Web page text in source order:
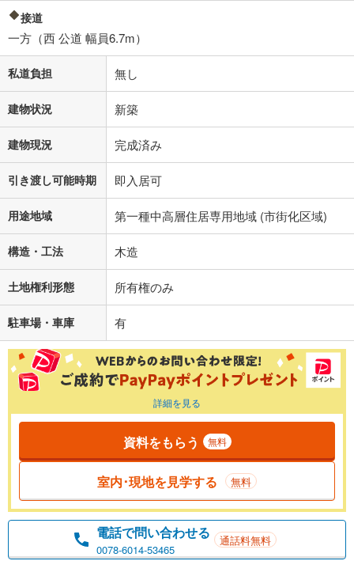
接道
一方（西 公道 幅員6.7m）
私道負担 無し
建物状況 新築
建物現況 完成済み
引き渡し可能時期 即入居可
用途地域 第一種中高層住居専用地域 (市街化区域)
構造・工法 木造
土地権利形態 所有権のみ
駐車場・車庫 有
詳細を見る
資料をもらう 無料
室内･現地を見学する 無料
電話で問い合わせる
0078-6014-53465
通話料無料